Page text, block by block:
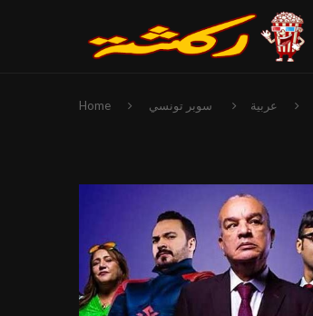
Home عربية سوبر تونسي